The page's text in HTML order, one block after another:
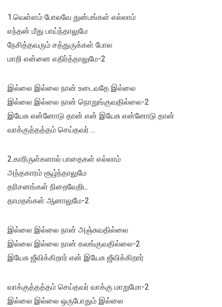
1.வெள்ளம் போலவே துன்பங்கள் எல்லாம்
எந்தன் மீது பாய்ந்தாலுமே
நேசித்தவரும் சத்துருக்கள் போல
மாறி என்னை எதிர்த்தாலுமே-2
இல்லை இல்லை நான் உடைவதே இல்லை
இல்லை இல்லை நான் நொறுங்குவதில்லை-2
இயேசு என்னோடு தான் என் இயேசு என்னோடு தான்
வாக்குத்தத்தம் செய்தவர்….
2.காரிருள்களால் பாதைகள் எல்லாம்
அந்தகாரம் சூழ்ந்தாலுமே
தரிசனங்கள் நிறைவேறிட
தாமதங்கள் ஆனாலுமே-2
இல்லை இல்லை நான் அஞ்சுவதில்லை
இல்லை இல்லை நான் கலங்குவதில்லை-2
இயேசு ஜீவிக்கிறார் என் இயேசு ஜீவிக்கிறார்
வாக்குத்தத்தம் செய்தவர் வாக்கு மாறுமோ-2
இல்லை இல்லை ஒருபோதும் இல்லை